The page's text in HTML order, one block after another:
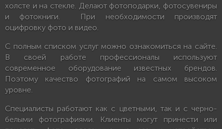
холсте и на стекле. Делают фотоподарки, фотосувениры
и фотокниги. При необходимости производят
оцифровку фото и видео.
С полным списком услуг можно ознакомиться на сайте.
В своей работе профессионалы используют
современное оборудование известных брендов.
Поэтому качество фотографий на самом высоком
уровне.
Специалисты работают как с цветными, так и с черно-
белыми фотографиями. Клиенты могут принести или